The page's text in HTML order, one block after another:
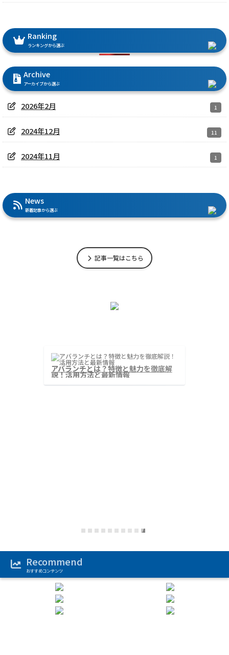
Ranking
ランキングから選ぶ
Archive
アーカイブから選ぶ
2026年2月 1
2024年12月 11
2024年11月 1
News
新着記事から選ぶ
記事一覧はこちら
チェーンリンクとは？分散型オラクル
ネットワークの仕組みと活用事例
Recommend
おすすめコンテンツ